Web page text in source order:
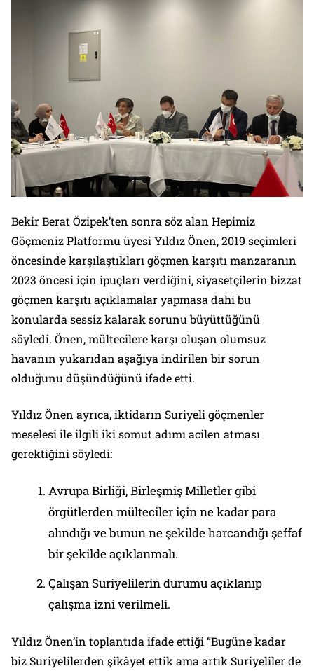
Bekir Berat Özipek’ten sonra söz alan Hepimiz
Göçmeniz Platformu üyesi Yıldız Önen, 2019 seçimleri
öncesinde karşılaştıkları göçmen karşıtı manzaranın
2023 öncesi için ipuçları verdiğini, siyasetçilerin bizzat
göçmen karşıtı açıklamalar yapmasa dahi bu
konularda sessiz kalarak sorunu büyüttüğünü
söyledi. Önen, mültecilere karşı oluşan olumsuz
havanın yukarıdan aşağıya indirilen bir sorun
olduğunu düşündüğünü ifade etti.
Yıldız Önen ayrıca, iktidarın Suriyeli göçmenler
meselesi ile ilgili iki somut adımı acilen atması
gerektiğini söyledi:
Avrupa Birliği, Birleşmiş Milletler gibi
örgütlerden mülteciler için ne kadar para
alındığı ve bunun ne şekilde harcandığı şeffaf
bir şekilde açıklanmalı.
Çalışan Suriyelilerin durumu açıklanıp
çalışma izni verilmeli.
Yıldız Önen’in toplantıda ifade ettiği “Bugüne kadar
biz Suriyelilerden şikâyet ettik ama artık Suriyeliler de